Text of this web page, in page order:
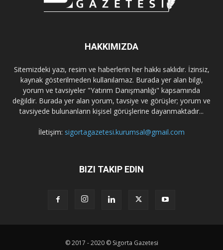
HAKKIMIZDA
Sitemizdeki yazı, resim ve haberlerin her hakkı saklıdır. İzinsiz,
kaynak gösterilmeden kullanılamaz. Burada yer alan bilgi,
yorum ve tavsiyeler "Yatırım Danışmanlığı" kapsamında
değildir. Burada yer alan yorum, tavsiye ve görüşler; yorum ve
tavsiyede bulunanların kişisel görüşlerine dayanmaktadır...
İletişim: sigortagazetesi.kurumsal@gmail.com
BIZI TAKIP EDIN
© 2017 - 2020 © Sigorta Gazetesi